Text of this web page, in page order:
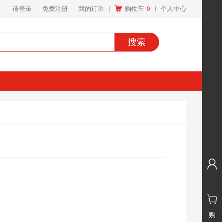
请登录 免费注册 我的订单 购物车 0 个人中心
搜索
购